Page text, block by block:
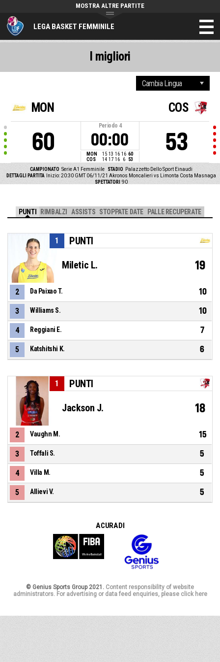
LEGA BASKET FEMMINILE
MOSTRA ALTRE PARTITE
MON
60
Periodo 4
00:00
MON 15 13 16 16 60
COS
14 17 16 6 53
COS
53
CAMPIONATO Serie A1 Femminile STADIO
Palazzetto Dello Sport Einaudi
DETTAGLI PARTITA
Inizio: 20:30 GMT 06/11/21 Akronos Moncalieri vs Limonta Costa Masnaga
SPETTATORI
90
I migliori
PUNTI RIMBALZI ASSISTS STOPPATE DATE PALLE RECUPERATE
PUNTI
1
Miletic L. 19
2 Da Paixao T. 10
3 Williams S. 10
4 Reggiani E. 7
5 Katshitshi K. 6
PUNTI
1
Jackson J. 18
2 Vaughn M. 15
3 Toffali S. 5
4 Villa M. 5
5 Allievi V. 5
A CURA DI
© Genius Sports Group 2021. Content responsibility of website
administrators. For advertising or data feed enquiries, please click here